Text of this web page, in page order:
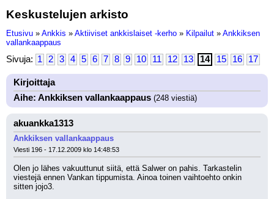
Keskustelujen arkisto
Etusivu » Ankkis » Aktiiviset ankkislaiset -kerho » Kilpailut » Ankkiksen
vallankaappaus
Sivuja: 1 2 3 4 5 6 7 8 9 10 11 12 13 14 15 16 17
Kirjoittaja
Aihe: Ankkiksen vallankaappaus (248 viestiä)
akuankka1313
Ankkiksen vallankaappaus
Viesti 196 - 17.12.2009 klo 14:48:53
Olen jo lähes vakuuttunut siitä, että Salwer on pahis. Tarkastelin
viestejä ennen Vankan tippumista. Ainoa toinen vaihtoehto onkin
sitten jojo3.